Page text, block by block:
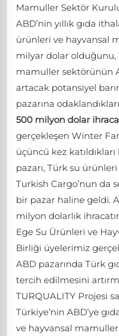
Mamuller Sektör
ABD’nin yıllık gıda
ürünleri ve hayvansal
milyar dolar olduğunu,
mamuller sektörünün
artacak potansiyel
pazarına
500 milyon dolar
gerçekleşen Winter
üçüncü kez
pazarı, Türk su ürünleri
Turkish Cargo’nun da
bir pazar haline geldi.
milyon dolarlık
Ege Su Ürünleri ve
Birliği üyelerimiz
ABD pazarında Türk
tercih edilmesini
TURQUALITY Projesi
Türkiye’nin ABD’ye
ve hayvansal mamuller